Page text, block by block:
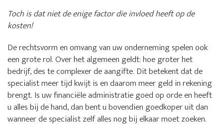
Toch is dat niet de enige factor die invloed heeft op de
kosten!
De rechtsvorm en omvang van uw onderneming spelen ook
een grote rol. Over het algemeen geldt: hoe groter het
bedrijf, des te complexer de aangifte. Dit betekent dat de
specialist meer tijd kwijt is en daarom meer geld in rekening
brengt. Is uw financiële administratie goed op orde en heeft
u alles bij de hand, dan bent u bovendien goedkoper uit dan
wanneer de specialist zelf alles nog bij elkaar moet zoeken.